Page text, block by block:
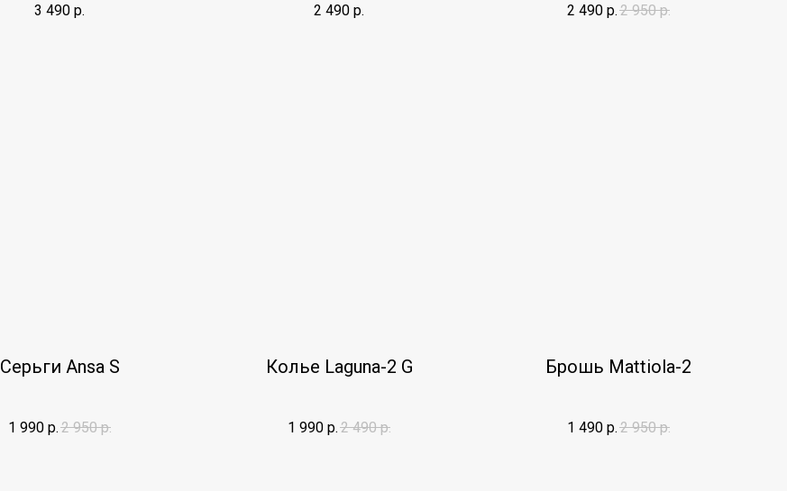
3 490 р. 2 490 р. 2 490 р.2 950 р.
Серьги Ansa S
1 990 р.2 950 р.
Колье Laguna-2 G
1 990 р.2 490 р.
Брошь Mattiola-2
1 490 р.2 950 р.